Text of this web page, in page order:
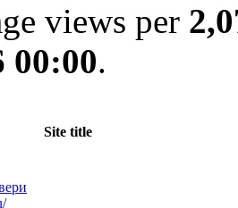
views per
00:00.
Site title